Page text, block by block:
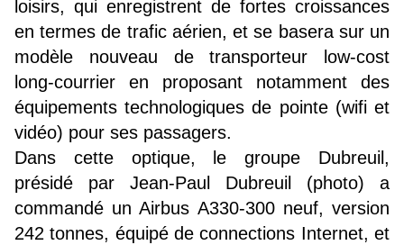
loisirs, qui enregistrent de fortes croissances
en termes de trafic aérien, et se basera sur un
modèle nouveau de transporteur low-cost
long-courrier en proposant notamment des
équipements technologiques de pointe (wifi et
vidéo) pour ses passagers.
Dans cette optique, le groupe Dubreuil,
présidé par Jean-Paul Dubreuil (photo) a
commandé un Airbus A330-300 neuf, version
242 tonnes, équipé de connections Internet, et